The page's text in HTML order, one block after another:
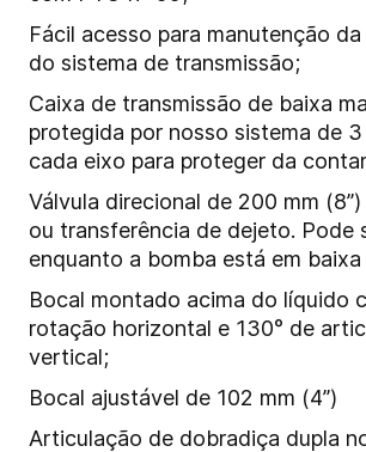
Fácil acesso para manutenção
do sistema de transmissão;
Caixa de transmissão de baixa
protegida por nosso sistema de
cada eixo para proteger da
Válvula direcional de 200 mm
ou transferência de dejeto. Pode
enquanto a bomba está em
Bocal montado acima do líquido
rotação horizontal e 130° de
vertical;
Bocal ajustável de 102 mm (4”)
Articulação de dobradiça dupla